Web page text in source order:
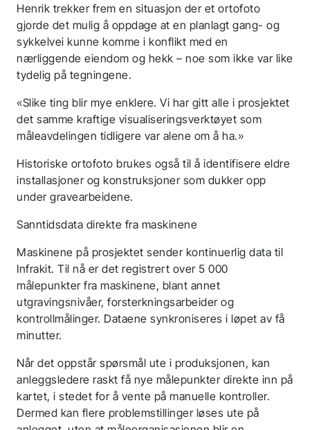
Henrik trekker frem en situasjon der et ortofoto
gjorde det mulig å oppdage at en planlagt gang- og
sykkelvei kunne komme i konflikt med en
nærliggende eiendom og hekk – noe som ikke var like
tydelig på tegningene.
«Slike ting blir mye enklere. Vi har gitt alle i prosjektet
det samme kraftige visualiseringsverktøyet som
måleavdelingen tidligere var alene om å ha.»
Historiske ortofoto brukes også til å identifisere eldre
installasjoner og konstruksjoner som dukker opp
under gravearbeidene.
Sanntidsdata direkte fra maskinene
Maskinene på prosjektet sender kontinuerlig data til
Infrakit. Til nå er det registrert over 5 000
målepunkter fra maskinene, blant annet
utgravingsnivåer, forsterkningsarbeider og
kontrollmålinger. Dataene synkroniseres i løpet av få
minutter.
Når det oppstår spørsmål ute i produksjonen, kan
anleggsledere raskt få nye målepunkter direkte inn på
kartet, i stedet for å vente på manuelle kontroller.
Dermed kan flere problemstillinger løses ute på